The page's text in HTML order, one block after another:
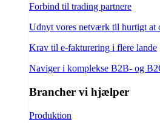
Forbind til trading partnere
Udnyt vores netværk til hurtigt at
Krav til e-fakturering i flere lande
Naviger i komplekse B2B- og
Brancher vi hjælper
Produktion